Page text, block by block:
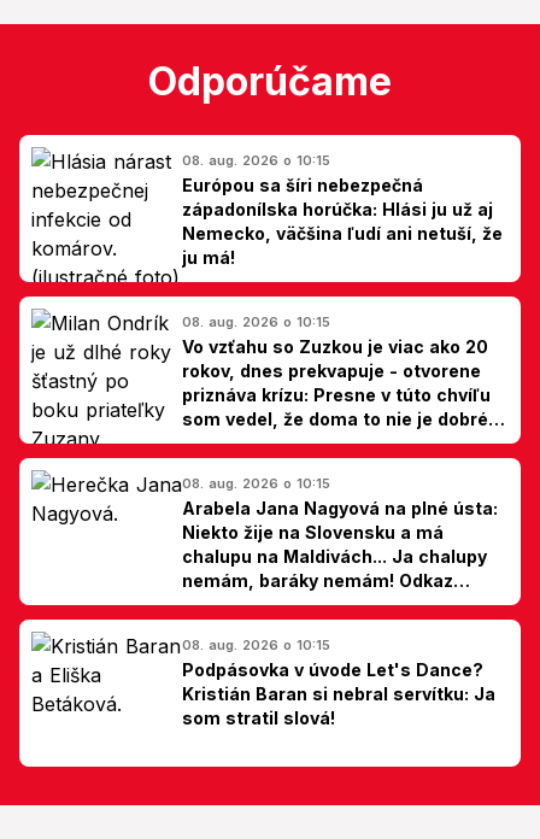
Odporúčame
08. aug. 2026 o 10:15
Európou sa šíri nebezpečná
západonílska horúčka: Hlási ju už aj
Nemecko, väčšina ľudí ani netuší, že
ju má!
08. aug. 2026 o 10:15
Vo vzťahu so Zuzkou je viac ako 20
rokov, dnes prekvapuje - otvorene
priznáva krízu: Presne v túto chvíľu
som vedel, že doma to nie je dobré,
hovorí Milan Ondrík
08. aug. 2026 o 10:15
Arabela Jana Nagyová na plné ústa:
Niekto žije na Slovensku a má
chalupu na Maldivách... Ja chalupy
nemám, baráky nemám! Odkaz
Slovákom
08. aug. 2026 o 10:15
Podpásovka v úvode Let's Dance?
Kristián Baran si nebral servítku: Ja
som stratil slová!